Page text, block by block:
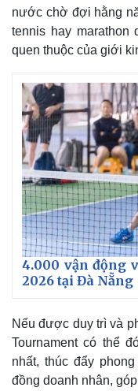
Thông tin doanh nghiệp
Doanh nghiệp 24h
Doanh nhân
Vì cộng đồng
nước chờ đợi hằng
tennis hay marathon
quen thuộc của giới
4.000 vận động
2026 tại Đà Nẵng
Nếu được duy trì và
Tournament có thể
nhất, thúc đẩy
đồng doanh nhân,